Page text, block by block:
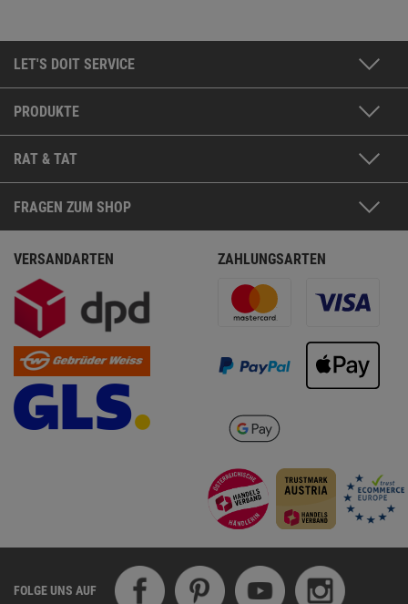
LET'S DOIT SERVICE
PRODUKTE
RAT & TAT
FRAGEN ZUM SHOP
VERSANDARTEN ZAHLUNGSARTEN
FOLGE UNS AUF